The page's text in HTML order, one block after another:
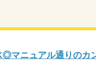
マニュアル通りのカ